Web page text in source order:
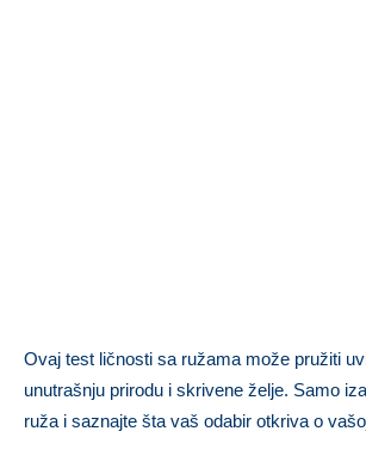
Ovaj test ličnosti sa ružama može pružiti
unutrašnju prirodu i skrivene želje. Samo
ruža i saznajte šta vaš odabir otkriva o